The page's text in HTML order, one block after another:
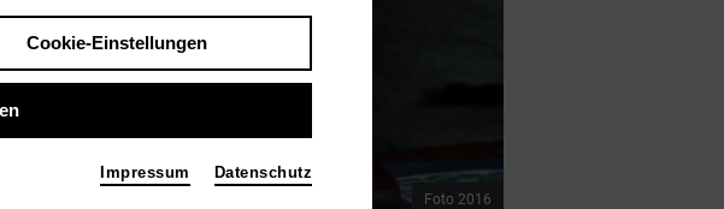
Foto 2016
Cookie-Einstellungen
Impressum Datenschutz